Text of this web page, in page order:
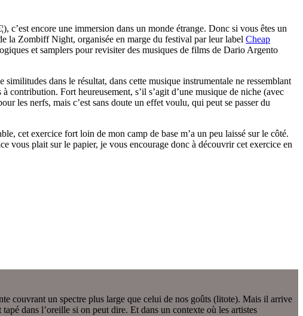
c’est encore une immersion dans un monde étrange. Donc si vous êtes un
la Zombiff Night, organisée en marge du festival par leur label Cheap
et samplers pour revisiter des musiques de films de Dario Argento
dans le résultat, dans cette musique instrumentale ne ressemblant
contribution. Fort heureusement, s’il s’agit d’une musique de niche (avec
les nerfs, mais c’est sans doute un effet voulu, qui peut se passer du
cet exercice fort loin de mon camp de base m’a un peu laissé sur le côté.
vous plait sur le papier, je vous encourage donc à découvrir cet exercice en
couvrant un spectre plus large que celui de nos goûts (litote). Mais il arrive
dans l’oreille si on peut dire. Et dans un contexte où les artistes